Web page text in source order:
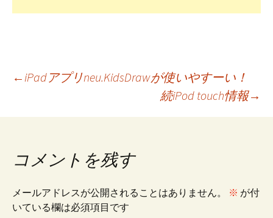
投
稿
ナ
ビ
←iPadアプリneu.KidsDrawが使いやすーい！
続iPod touch情報→
コメントを残す
メールアドレスが公開されることはありません。 ※ が付
いている欄は必須項目です